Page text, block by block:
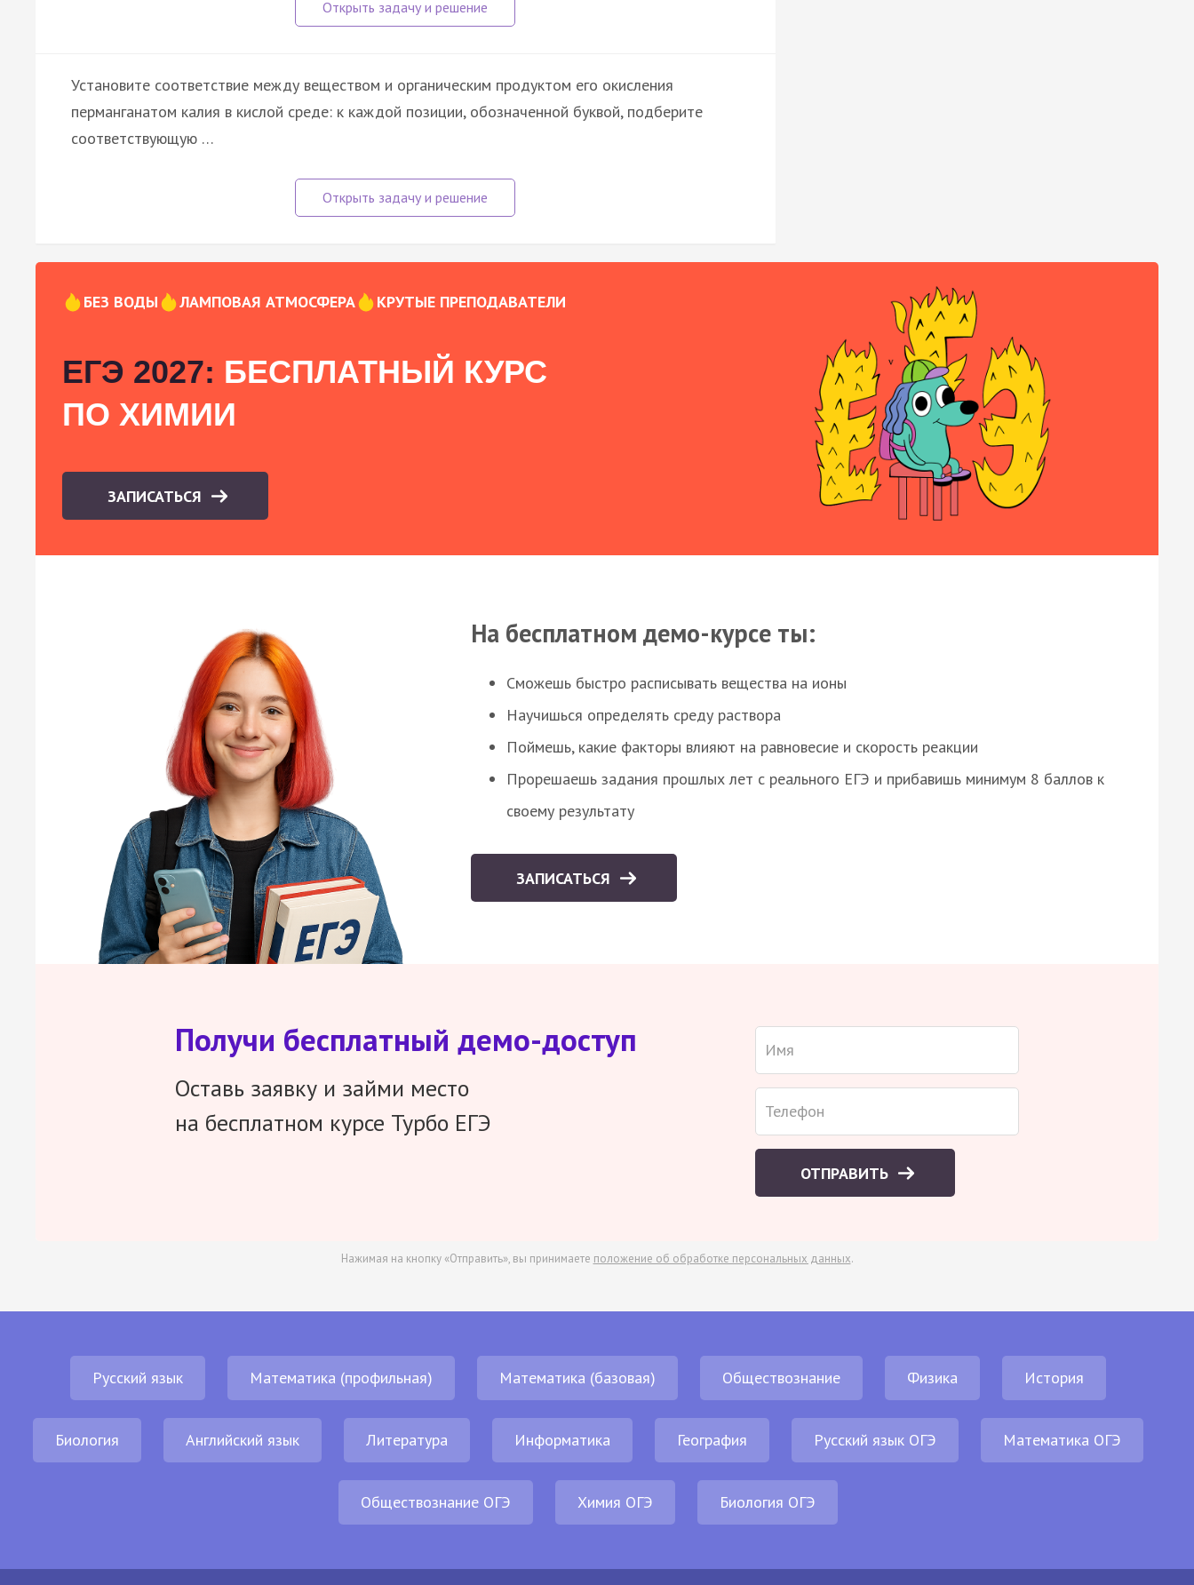
Установите соответствие между веществом и органическим продуктом его окисления
перманганатом калия в кислой среде: к каждой позиции, обозначенной буквой, подберите
соответствующую …
БЕЗ ВОДЫ ЛАМПОВАЯ АТМОСФЕРА КРУТЫЕ ПРЕПОДАВАТЕЛИ
ЕГЭ 2027: БЕСПЛАТНЫЙ КУРС
ПО ХИМИИ
ЗАПИСАТЬСЯ
На бесплатном демо-курсе ты:
Сможешь быстро расписывать вещества на ионы
Научишься определять среду раствора
Поймешь, какие факторы влияют на равновесие и скорость реакции
Прорешаешь задания прошлых лет с реального ЕГЭ и прибавишь минимум 8 баллов к
своему результату
ЗАПИСАТЬСЯ
Получи бесплатный демо-доступ
Оставь заявку и займи место
на бесплатном курсе Турбо ЕГЭ
ОТПРАВИТЬ
Нажимая на кнопку «Отправить», вы принимаете положение об обработке персональных данных.
Русский язык Математика (профильная) Математика (базовая) Обществознание Физика История
Биология Английский язык Литература Информатика География Русский язык ОГЭ Математика ОГЭ
Обществознание ОГЭ Химия ОГЭ Биология ОГЭ